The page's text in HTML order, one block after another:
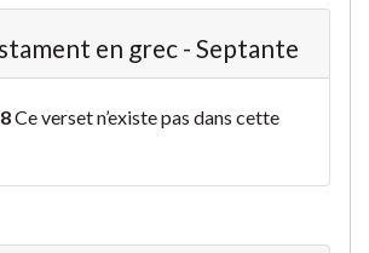
en grec - Septante
Ce verset n’existe pas dans cette